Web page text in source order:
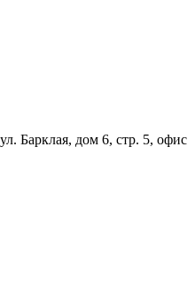
Барклая, дом 6, стр. 5, офис